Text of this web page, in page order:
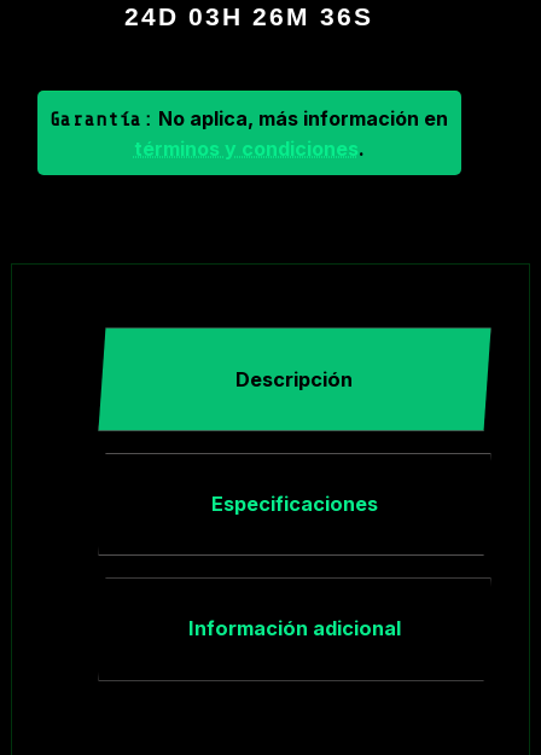
24D 03H 26M 35S
Garantía: No aplica, más información en
términos y condiciones.
Descripción
Especificaciones
Información adicional